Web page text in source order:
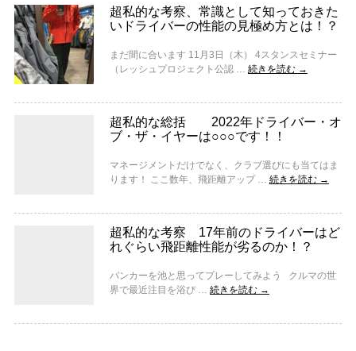
超私的な考察、常識として知っておきた
いドライバーの性能の見極め方とは！？
まだ間に合います 11月3日（木） 4スタンスセミナー
（レッシュプロジェクト公認 … 続きを読む →
超私的な総括 2022年ドライバー・オ
ブ・ザ・イヤーは○○○です！！
マネージメントだけでなく、クラブ選びにも当てはま
ります！ ここ数年、飛距離アップ … 続きを読む →
超私的な考察 17年前のドライバーはど
れぐらい飛距離性能が劣るのか！？
バンカーを池と思ってプレーしてみよう クルマの世
界で最近注目を浴び … 続きを読む →